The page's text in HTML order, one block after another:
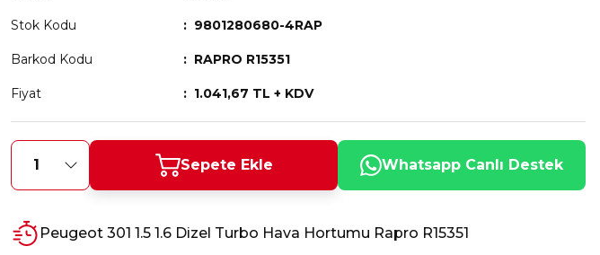
Stok Kodu 9801280680-4RAP
Barkod Kodu RAPRO R15351
Fiyat 1.041,67 TL + KDV
Sepete Ekle Whatsapp Canlı Destek
Peugeot 301 1.5 1.6 Dizel Turbo Hava Hortumu Rapro R15351